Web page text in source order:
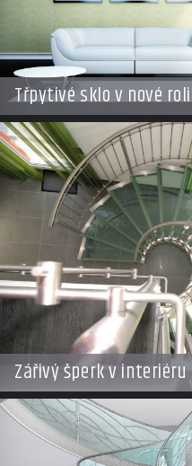
Třpytivé sklo v nové roli
Zářivý šperk v interiéru